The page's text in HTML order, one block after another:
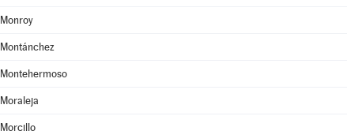
Monroy
Montánchez
Montehermoso
Moraleja
Morcillo